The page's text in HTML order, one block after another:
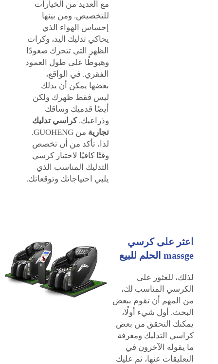
مع العديد من الخيارات
للتخصيص. ومن بينها
إحساس الهواء الذي
يحاكي تدليك اليد، وكرات
الظهر التي تتحرك صعودًا
وهبوطًا على طول العمود
الفقري. في الواقع،
بعضها يمكن أن يدلك
ليس فقط ظهرك ولكن
أيضًا قدميك وساقك
وذراعيك.كراسي تدليك
تجارية
من GUOHENG.
لذا، تأكد من أن تخصص
وقتًا كافيًا لاختيار كرسي
التدليك المناسب الذي
يلبي احتياجاتك وتوقعاتك.
اعثر على كرسي
massge الحلم للبيع
لذلك، للعثور على
الكرسي المناسب لك،
من المهم أن تقوم ببعض
البحث. أول شيء أولًا،
يمكنك التحقق من بعض
كراسي التدليك ومعرفة
ما يقوله الآخرون في
التعليقات عنها، ثم عليك